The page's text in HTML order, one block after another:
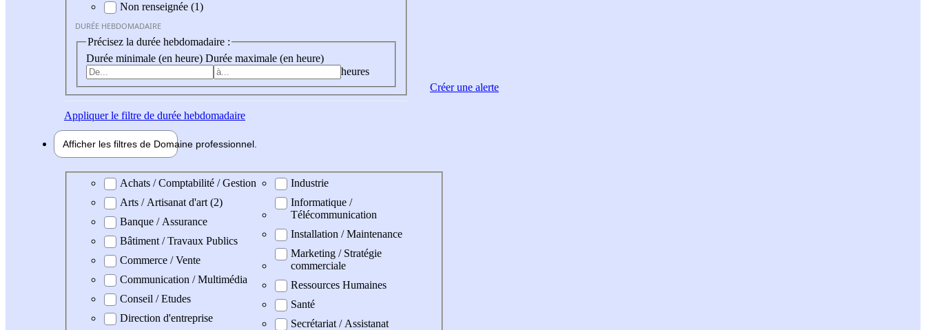
Non renseignée (1)
DURÉE HEBDOMADAIRE
Précisez la durée hebdomadaire :
Durée minimale (en heure) Durée maximale (en heure)
heures
Appliquerle filtre de durée hebdomadaire
Afficher les filtres de Domaine professionnel
Domaine professionel
Achats / Comptabilité / Gestion
Arts / Artisanat d'art (2)
Banque / Assurance
Bâtiment / Travaux Publics
Commerce / Vente
Communication / Multimédia
Conseil / Etudes
Direction d'entreprise
Industrie
Informatique /
Télécommunication
Installation / Maintenance
Marketing / Stratégie
commerciale
Ressources Humaines
Santé
Secrétariat / Assistanat
Créer une alerte